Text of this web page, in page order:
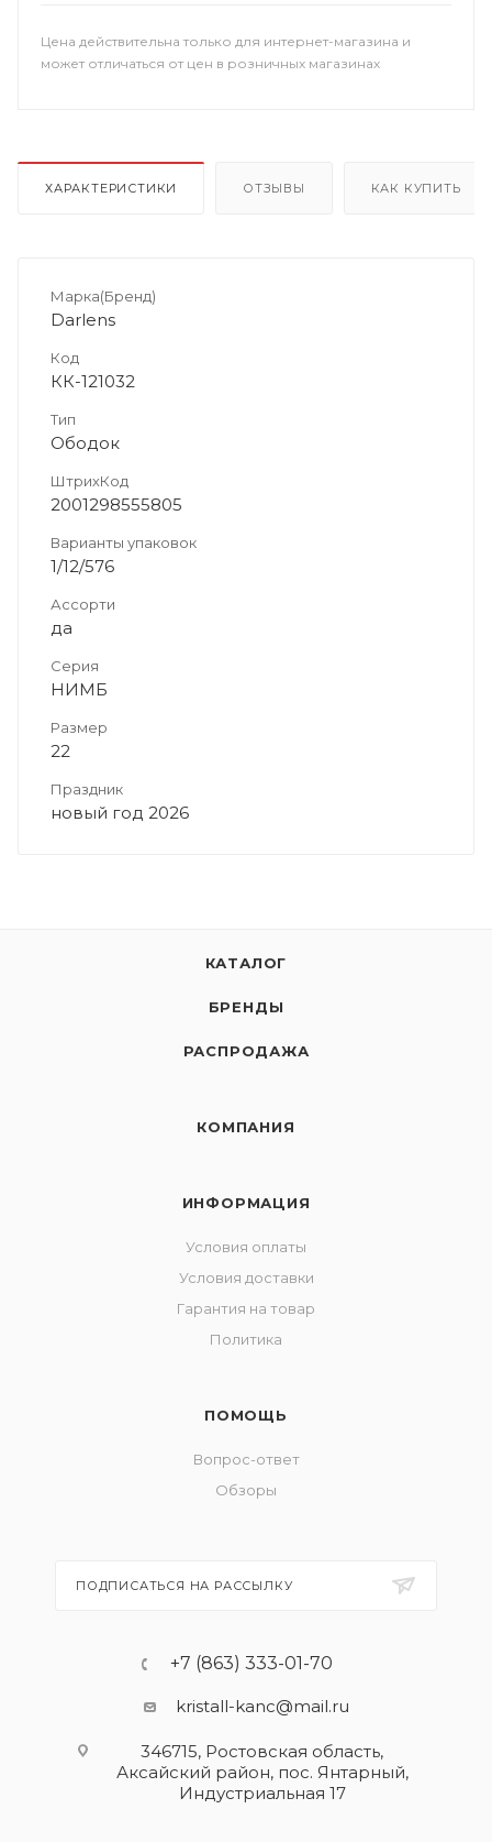
Цена действительна только для интернет-магазина и
может отличаться от цен в розничных магазинах
ХАРАКТЕРИСТИКИ ОТЗЫВЫ КАК КУПИТЬ
Марка(Бренд)
Darlens
Код
КК-121032
Тип
Ободок
ШтрихКод
2001298555805
Варианты упаковок
1/12/576
Ассорти
да
Серия
НИМБ
Размер
22
Праздник
новый год 2026
КАТАЛОГ
БРЕНДЫ
РАСПРОДАЖА
КОМПАНИЯ
ИНФОРМАЦИЯ
Условия оплаты
Условия доставки
Гарантия на товар
Политика
ПОМОЩЬ
Вопрос-ответ
Обзоры
ПОДПИСАТЬСЯ НА РАССЫЛКУ
+7 (863) 333-01-70
kristall-kanc@mail.ru
346715, Ростовская область​,
Аксайский район, пос. Янтарный,
Индустриальная 17